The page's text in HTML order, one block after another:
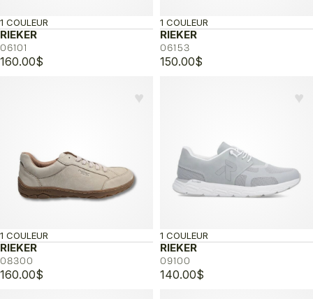
RIEKER
06101
1 COULEUR
160.00$
RIEKER
06153
1 COULEUR
150.00$
♥︎
RIEKER
08300
1 COULEUR
160.00$
♥︎
RIEKER
09100
1 COULEUR
140.00$